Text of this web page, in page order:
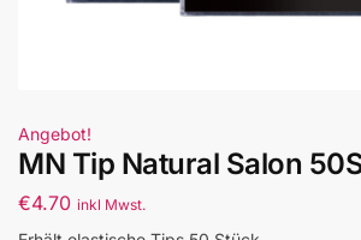
Angebot!
MN Tip Natural Salon
€4.70 inkl Mwst.